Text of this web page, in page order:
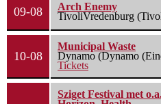
09-08
Arch Enemy
TivoliVredenburg
10-08
Municipal Waste
Dynamo (Dynamo
Tickets
Sziget Festival met